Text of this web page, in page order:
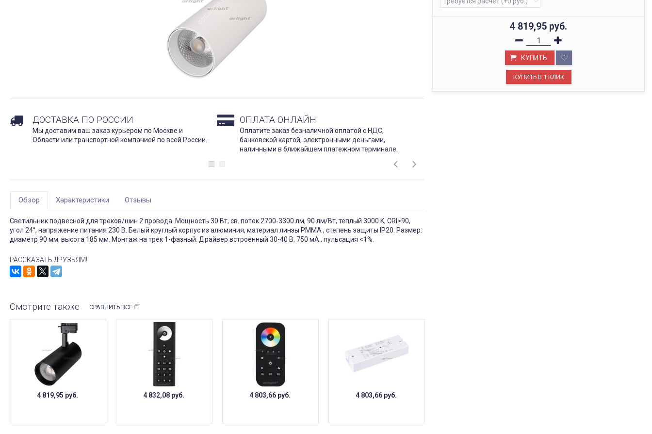
4 819,95 руб.
КУПИТЬ
ДОСТАВКА ПО РОССИИ
Мы доставим ваш заказ курьером по Москве и
Области или транспортной компанией по всей России.
ОПЛАТА ОНЛАЙН
Оплатите заказ безналичной оплатой с НДС,
банковской картой, электронными деньгами,
наличными в ближайшем платежном терминале.
Обзор Характеристики Отзывы
Светильник подвесной для треков/шин 2 провода. Мощность 30 Вт, св. поток 2700-3300 лм, 90 лм/Вт, теплый 3000 K, CRI>90,
угол 24°, напряжение питания 230 В. Белый круглый корпус из алюминия, материал линзы PMMA , степень защиты IP20. Размер:
диаметр 90 мм, высота 185 мм. Монтаж на трек 1-фазный. Драйвер встроенный 30-40 В, 750 мА., пульсация <1%.
РАССКАЗАТЬ ДРУЗЬЯМ!
Смотрите также СРАВНИТЬ ВСЕ
4 819,95 руб. 4 832,08 руб. 4 803,66 руб. 4 803,66 руб.